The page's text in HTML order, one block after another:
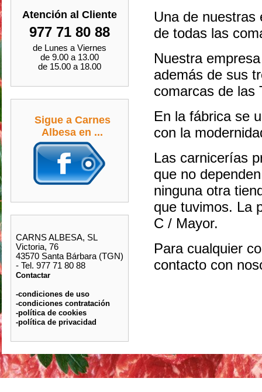
Una de nuestras
de todas las
Nuestra
además de sus
comarcas de las
En la fábrica se
con la
Las carnicerías
que no
ninguna otra
que tuvimos. La
C / Mayor.
Para cualquier
contacto con
Atención al Cliente
977 71 80 88
de Lunes a Viernes
de 9.00 a 13.00
de 15.00 a 18.00
Sigue a Carnes
Albesa en ...
CARNS ALBESA, SL
Victoria, 76
43570 Santa Bárbara (TGN)
- Tel. 977 71 80 88
Contactar
-condiciones de uso
-condiciones contratación
-política de cookies
-política de privacidad